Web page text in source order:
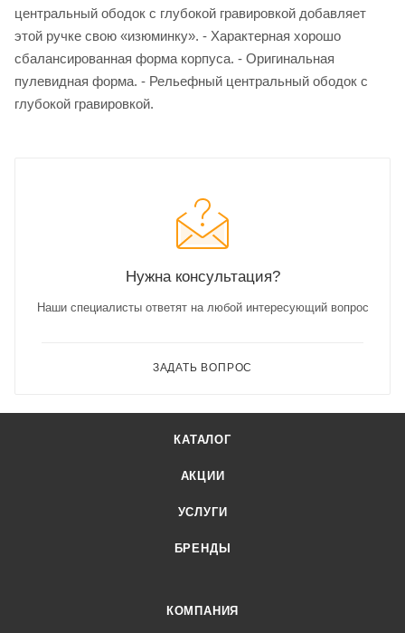
центральный ободок с глубокой гравировкой добавляет
этой ручке свою «изюминку». - Характерная хорошо
сбалансированная форма корпуса. - Оригинальная
пулевидная форма. - Рельефный центральный ободок с
глубокой гравировкой.
Нужна консультация?
Наши специалисты ответят на любой интересующий вопрос
ЗАДАТЬ ВОПРОС
КАТАЛОГ
АКЦИИ
УСЛУГИ
БРЕНДЫ
КОМПАНИЯ